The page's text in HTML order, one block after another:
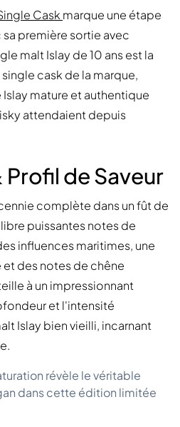
Cask marque une étape
première sortie avec
malt Islay de 10 ans est la
cask de la marque,
mature et authentique
attendaient depuis
de Saveur
complète dans un fût de
puissantes notes de
influences maritimes, une
des notes de chêne
à un impressionnant
et l'intensité
Islay bien vieilli, incarnant
révèle le véritable
dans cette édition limitée